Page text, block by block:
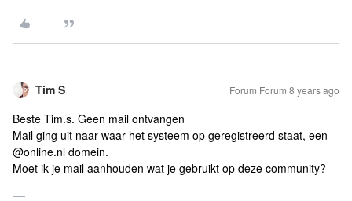
Tim S Forum|Forum|8 years ago
Beste Tim.s. Geen mail ontvangen
Mail ging uit naar waar het systeem op geregistreerd staat, een
@online.nl domein.
Moet ik je mail aanhouden wat je gebruikt op deze community?